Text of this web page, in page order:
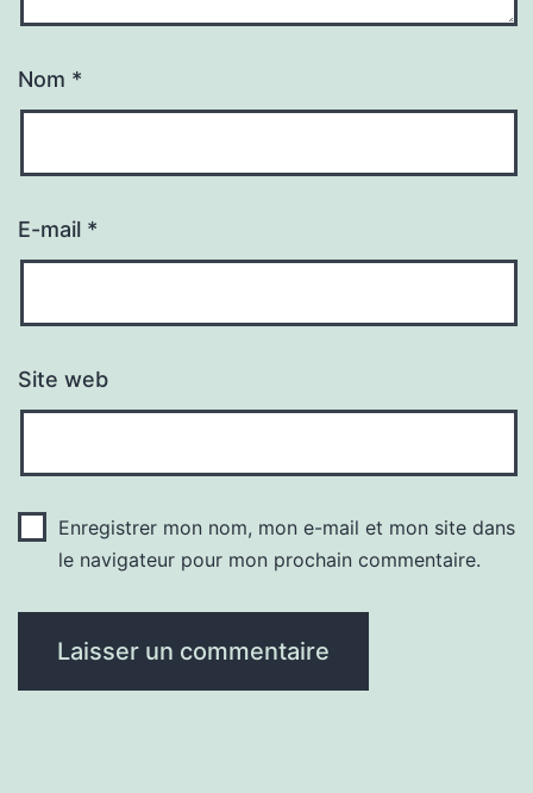
Nom *
E-mail *
Site web
Enregistrer mon nom, mon e-mail et mon site dans
le navigateur pour mon prochain commentaire.